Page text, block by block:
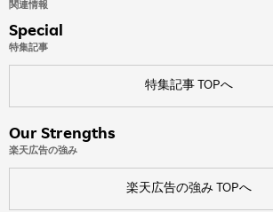
関連情報
Special
特集記事
特集記事 TOPへ
Our Strengths
楽天広告の強み
楽天広告の強み TOPへ